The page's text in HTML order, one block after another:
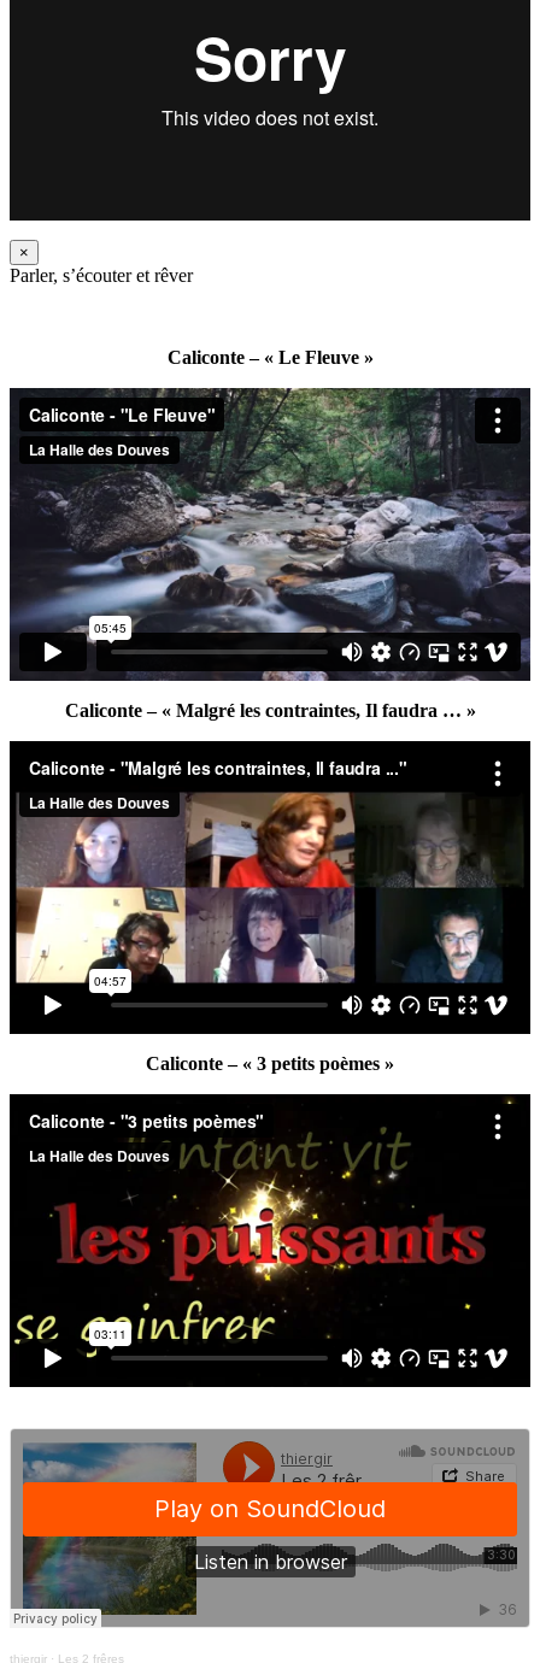
×
Parler, s’écouter et rêver
Caliconte – « Le Fleuve »
Caliconte – « Malgré les contraintes, Il faudra … »
Caliconte – « 3 petits poèmes »
thiergir · Les 2 frêres